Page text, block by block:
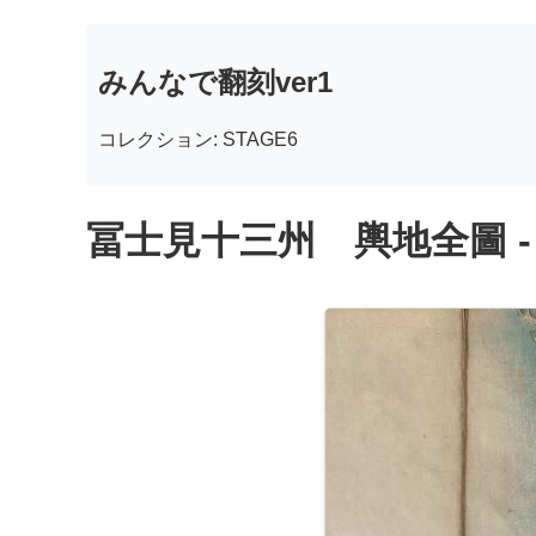
みんなで翻刻ver1
コレクション: STAGE6
冨士見十三州 輿地全圖